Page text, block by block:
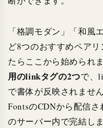
「格調モダン」「和風
ど8つのおすすめペア
たらここから始められ
用のlinkタグの2つで、
で書体が反映されませ
FontsのCDNから配信
のサーバー内で完結しま